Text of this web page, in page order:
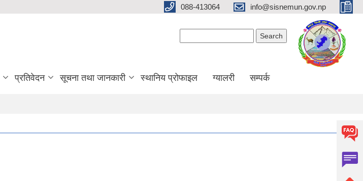
088-413064 info@sisnemun.gov.np
प्रतिवेदन सूचना तथा जानकारी स्थानिय प्रोफाइल ग्यालरी सम्पर्क